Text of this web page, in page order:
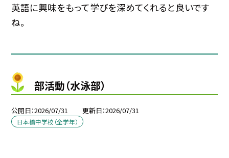
英語に興味をもって学びを深めてくれると良いです
ね。
部活動（水泳部）
公開日 2026/07/31 更新日 2026/07/31
日本橋中学校（全学年）